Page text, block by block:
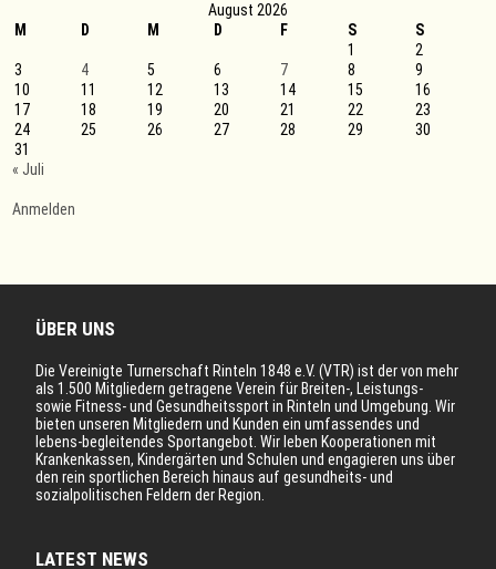
August 2026
M
D M D F S
S
1
2
3
4 5 6 7 8
9
10
11 12 13 14 15
16
17
18 19 20 21 22
23
24
25 26 27 28 29
30
31
« Juli
Anmelden
ÜBER UNS
Die Vereinigte Turnerschaft Rinteln 1848 e.V. (VTR) ist der von mehr
als 1.500 Mitgliedern getragene Verein für Breiten-, Leistungs-
sowie Fitness- und Gesundheitssport in Rinteln und Umgebung. Wir
bieten unseren Mitgliedern und Kunden ein umfassendes und
lebens-begleitendes Sportangebot. Wir leben Kooperationen mit
Krankenkassen, Kindergärten und Schulen und engagieren uns über
den rein sportlichen Bereich hinaus auf gesundheits- und
sozialpolitischen Feldern der Region.
LATEST NEWS